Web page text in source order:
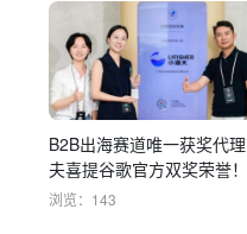
B2B出海赛道唯一获奖代
夫喜提谷歌官方双奖荣誉！
浏览：143